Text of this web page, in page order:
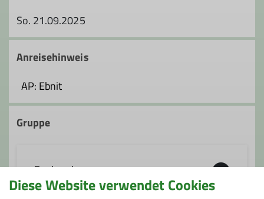
So. 21.09.2025
Anreisehinweis
AP: Ebnit
Gruppe
Rucksack
Diese Website verwendet Cookies